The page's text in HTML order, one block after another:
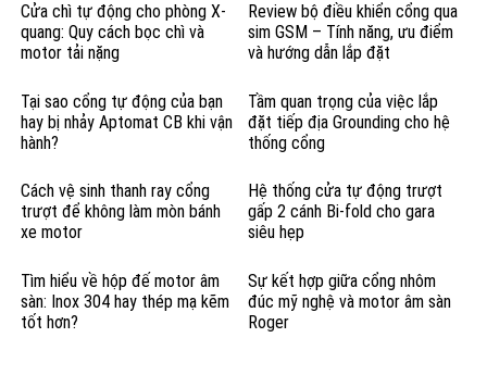
Cửa chì tự động cho phòng X-
quang: Quy cách bọc chì và
motor tải nặng
Review bộ điều khiển cổng qua
sim GSM – Tính năng, ưu điểm
và hướng dẫn lắp đặt
Tại sao cổng tự động của bạn
hay bị nhảy Aptomat CB khi vận
hành?
Tầm quan trọng của việc lắp
đặt tiếp địa Grounding cho hệ
thống cổng
Cách vệ sinh thanh ray cổng
trượt để không làm mòn bánh
xe motor
Hệ thống cửa tự động trượt
gấp 2 cánh Bi-fold cho gara
siêu hẹp
Tìm hiểu về hộp đế motor âm
sàn: Inox 304 hay thép mạ kẽm
tốt hơn?
Sự kết hợp giữa cổng nhôm
đúc mỹ nghệ và motor âm sàn
Roger